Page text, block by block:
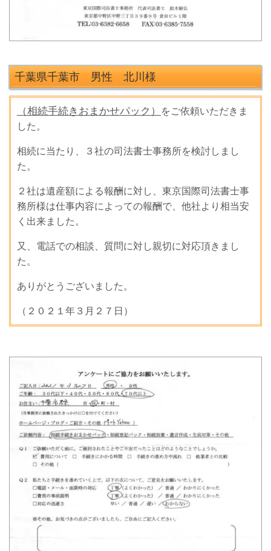
千葉県千葉市 男性 北川 様
（相続手続きおまかせパック）
をご依頼いただきま
した。
相続に当たり、３社の司法書士事務所を検討しまし
た。
２社は遺産額による報酬に対し、東京国際司法書士事
務所様は仕事内容によっての報酬で、他社より相当安
く出来ました。
又、電話での相談、質問に対し親切に対応頂きまし
た。
ありがとうございました。
（２０２１年３月２７日）